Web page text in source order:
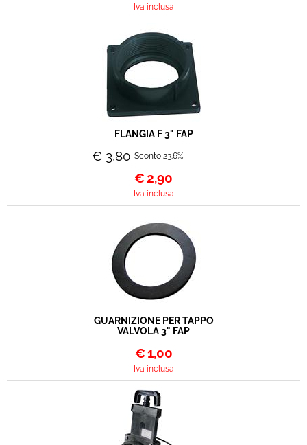
Iva inclusa
FLANGIA F 3" FAP
€ 3,80 Sconto 23.6%
€2,90
Iva inclusa
GUARNIZIONE PER TAPPO
VALVOLA 3" FAP
€1,00
Iva inclusa